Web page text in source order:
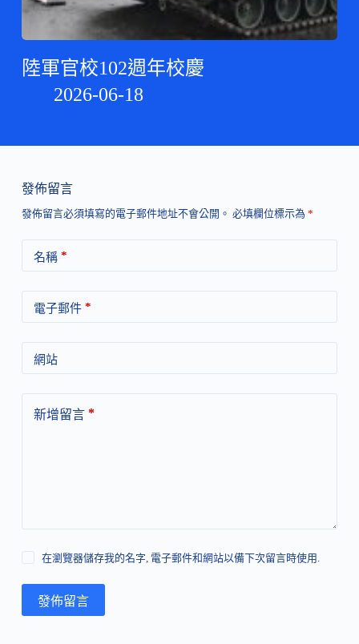
陸軍官校102週年校慶
2026-06-18
發佈留言
發佈留言必須填寫的電子郵件地址不會公開。 必填欄位標示為 *
名稱 *
電子郵件*
網站
新增留言*
在瀏覽器儲存我的名字, 電子郵件和網站以備下次留言時使用.
發佈留言